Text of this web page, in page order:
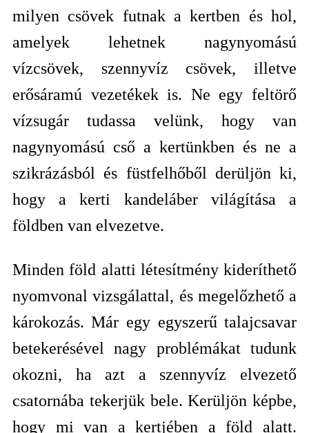
milyen csövek futnak a kertben és hol,
amelyek lehetnek nagynyomású
vízcsövek, szennyvíz csövek, illetve
erősáramú vezetékek is. Ne egy feltörő
vízsugár tudassa velünk, hogy van
nagynyomású cső a kertünkben és ne a
szikrázásból és füstfelhőből derüljön ki,
hogy a kerti kandeláber világítása a
földben van elvezetve.
Minden föld alatti létesítmény kideríthető
nyomvonal vizsgálattal, és megelőzhető a
károkozás. Már egy egyszerű talajcsavar
betekerésével nagy problémákat tudunk
okozni, ha azt a szennyvíz elvezető
csatornába tekerjük bele. Kerüljön képbe,
hogy mi van a kertjében a föld alatt.